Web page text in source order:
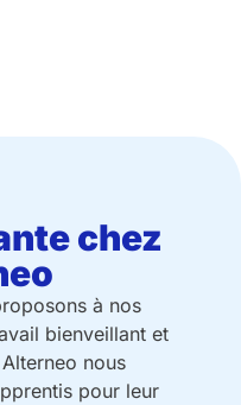
chez
à nos
bienveillant et
nous
pour leur